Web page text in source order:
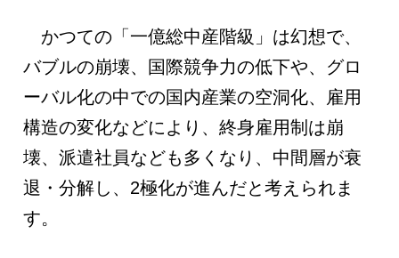
かつての「一億総中産階級」は幻想で、
バブルの崩壊、国際競争力の低下や、グロ
ーバル化の中での国内産業の空洞化、雇用
構造の変化などにより、終身雇用制は崩
壊、派遣社員なども多くなり、中間層が衰
退・分解し、2極化が進んだと考えられま
す。